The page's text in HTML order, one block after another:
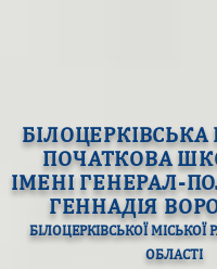
БІЛОЦЕРКІВСЬКА
ПОЧАТКОВА
ІМЕНІ ГЕНЕРАЛ-
ГЕННАДІЯ
БІЛОЦЕРКІВСЬКОЇ МІСЬКОЇ
ОБЛАСТІ